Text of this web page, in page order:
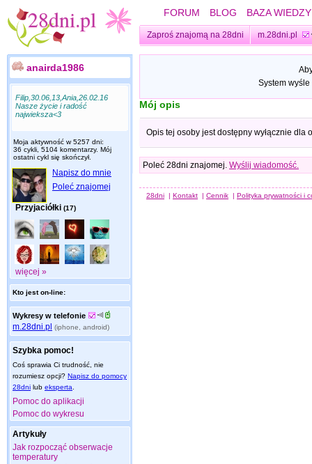
FORUM BLOG BAZA WIEDZY
Zaproś znajomą na 28dni m.28dni.pl
anairda1986
Filip,30.06,13,Ania,26.02.16
Nasze życie i radość
najwieksza<3
Moja aktywność w 5257 dni:
36 cykli, 5104 komentarzy. Mój
ostatni cykl się skończył.
Napisz do mnie
Poleć znajomej
Przyjaciółki (17)
więcej »
Kto jest on-line:
Wykresy w telefonie
m.28dni.pl (iphone, android)
Szybka pomoc!
Coś sprawia Ci trudność, nie
rozumiesz opcji? Napisz do pomocy
28dni lub eksperta
Pomoc do aplikacji
Pomoc do wykresu
Artykuły
Jak rozpocząć obserwacje
temperatury
System
Mój opis
Opis tej osoby jest dostępny wyłącznie dla
Poleć 28dni znajomej. Wyślij wiadomość.
28dni | Kontakt | Cennik | Polityka prywatności i